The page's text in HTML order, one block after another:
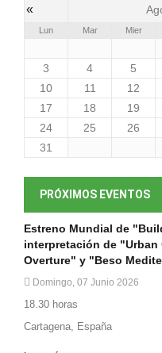
«
Lun Mar Mier
3
4 5
10
11 12
17
18 19
24
25 26
31
PRÓXIMOS EVENTOS
Estreno Mundial de
interpretación de
Overture" y "Beso
Domingo, 07 Junio 2026
18.30 horas
Cartagena, España